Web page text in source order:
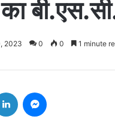
2023 0 0 1 minute